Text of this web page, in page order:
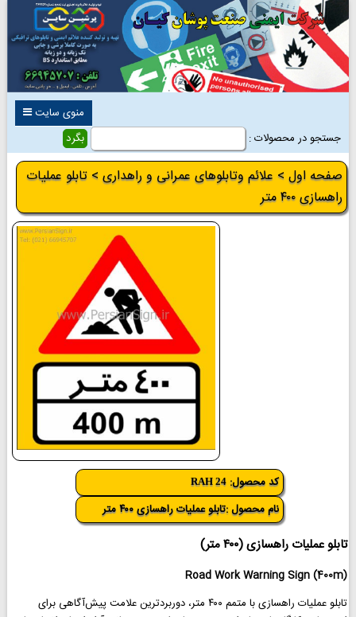
منوی سایت
جستجو در محصولات :
صفحه اول > علائم وتابلوهای عمرانی و راهداری > تابلو عملیات
راهسازی ۴۰۰ متر
کد محصول: RAH 24
نام محصول :تابلو عملیات راهسازی ۴۰۰ متر
تابلو عملیات راهسازی (۴۰۰ متر)
Road Work Warning Sign (400m)
تابلو عملیات راهسازی با متمم ۴۰۰ متر، دوربردترین علامت پیش‌آگاهی برای